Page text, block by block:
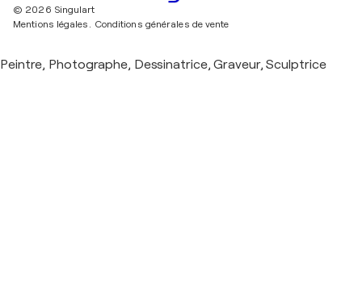
© 2026 Singulart
Mentions légales. Conditions générales de vente
Peintre, Photographe, Dessinatrice, Graveur, Sculptrice